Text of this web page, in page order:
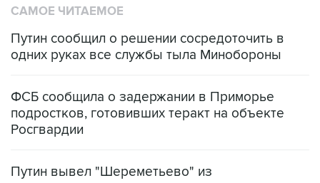
Путин сообщил о решении сосредоточить в
ФСБ сообщила о задержании в Приморье
Росгвардии
Путин вывел "Шереметьево" из
препятствие для приватизации